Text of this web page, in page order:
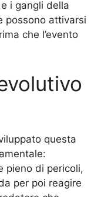
i gangli della
possono attivarsi
che l’evento
questa
pieno di pericoli,
per poi reagire